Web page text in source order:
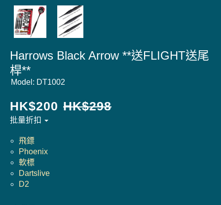
Harrows Black Arrow **送FLIGHT送尾
桿**
Model: DT1002
HK$200 HK$298
批量折扣
飛鏢
Phoenix
軟標
Dartslive
D2